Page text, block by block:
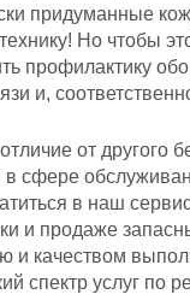
придуманные
Но чтобы
профилактику
и,
от другого
сфере
в наш
и продаже
и качеством
спектр услуг по